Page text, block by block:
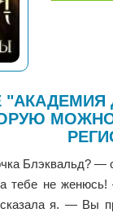
Блэквальд? —
тебе не
сказала я. — Вы